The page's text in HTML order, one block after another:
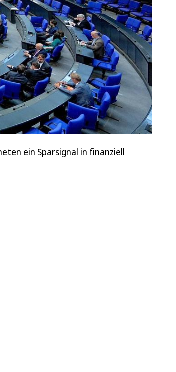
ein Sparsignal in finanziell